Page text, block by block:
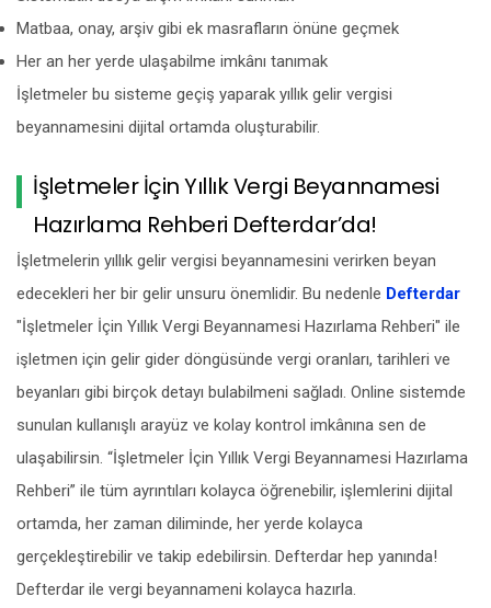
Matbaa, onay, arşiv gibi ek masrafların önüne geçmek
Her an her yerde ulaşabilme imkânı tanımak
İşletmeler bu sisteme geçiş yaparak yıllık gelir vergisi
beyannamesini dijital ortamda oluşturabilir.
İşletmeler İçin Yıllık Vergi Beyannamesi
Hazırlama Rehberi Defterdar’da!
İşletmelerin yıllık gelir vergisi beyannamesini verirken beyan
edecekleri her bir gelir unsuru önemlidir. Bu nedenle Defterdar
"İşletmeler İçin Yıllık Vergi Beyannamesi Hazırlama Rehberi" ile
işletmen için gelir gider döngüsünde vergi oranları, tarihleri ve
beyanları gibi birçok detayı bulabilmeni sağladı. Online sistemde
sunulan kullanışlı arayüz ve kolay kontrol imkânına sen de
ulaşabilirsin. “İşletmeler İçin Yıllık Vergi Beyannamesi Hazırlama
Rehberi” ile tüm ayrıntıları kolayca öğrenebilir, işlemlerini dijital
ortamda, her zaman diliminde, her yerde kolayca
gerçekleştirebilir ve takip edebilirsin. Defterdar hep yanında!
Defterdar ile vergi beyannameni kolayca hazırla.